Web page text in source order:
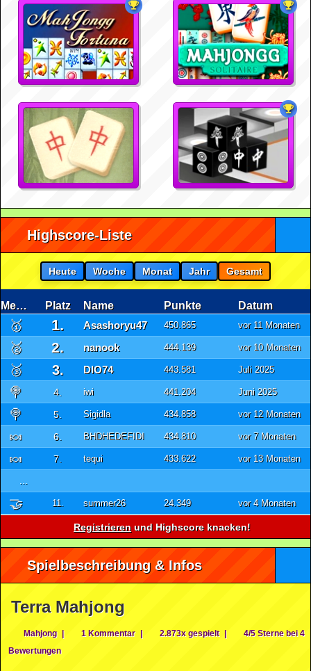
Highscore-Liste
Heute Woche Monat Jahr Gesamt
Medaille Platz Name Punkte Datum
🥇 1. Asashoryu47 450.865 vor 11 Monaten
🥈 2. nanook 444.139 vor 10 Monaten
🥉 3. DIO74 443.581 Juli 2025
🍭 4. iwi 441.204 Juni 2025
🍭 5. Sigidla 434.858 vor 12 Monaten
🍬 6. BHDHEDEFIDI 434.810 vor 7 Monaten
🍬 7. tequi 433.622 vor 13 Monaten
...
🤝 11. summer26 24.349 vor 4 Monaten
Registrieren und Highscore knacken!
Spielbeschreibung & Infos
Terra Mahjong
Mahjong | 1 Kommentar | 2.873x gespielt |
4/5 Sterne bei 4
Bewertungen